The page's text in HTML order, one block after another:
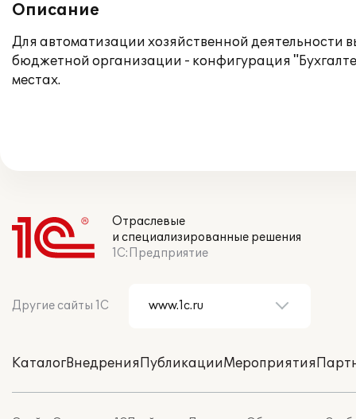
Описание
Для автоматизации хозяйственной деятельности
бюджетной организации - конфигурация
местах.
Отраслевые
и специализированные решения
1С:Предприятие
Другие сайты 1С
КаталогВнедренияПубликацииМероприятия